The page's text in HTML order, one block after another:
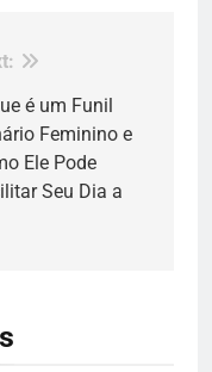
é um Funil
Feminino e
Ele Pode
Seu Dia a